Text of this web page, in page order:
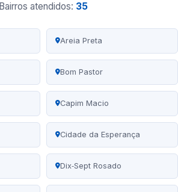
Bairros atendidos: 35
Areia Preta
Bom Pastor
Capim Macio
Cidade da Esperança
Dix‑Sept Rosado